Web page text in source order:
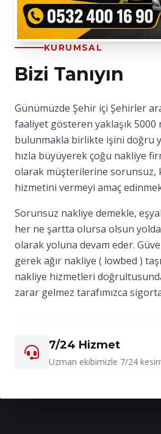
KURUMSAL
Bizi Tanıyın
Günümüzde Şehir içi Şehirler
faaliyet gösteren yaklaşık 5000
bulunmakla birlikte işini doğru
hızla büyüyerek çoğu nakliye
olarak müşterilerine sorunsuz,
hizmetini vermeyi amaç
Sorunsuz nakliye demekle,
her ne şartta olursa olsun
olarak yoluna devam eder.
gerek ağır nakliye ( lowbed )
nakliye hizmetleri
zarar gelmez tarafımızca
7/24 Hizmet
Uzman ekibimizle 7/24